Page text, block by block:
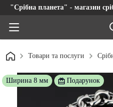
"Срібна планета" - магазин
Товари та послуги
Ширина 8 мм Подарунок